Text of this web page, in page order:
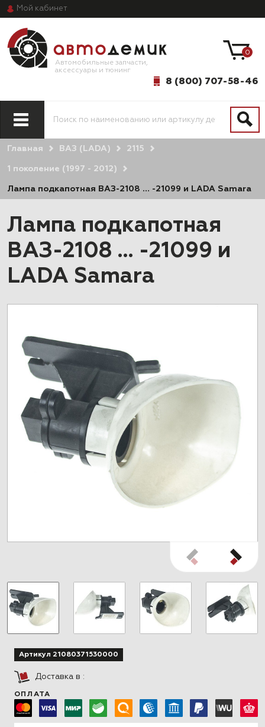
Мой кабинет
Автомобильные запчасти,
аксессуары и тюнинг
8 (800) 707-58-46
0
Главная ВАЗ (LADA) 2115
1 поколение (1997 - 2012)
Лампа подкапотная ВАЗ-2108 … -21099 и LADA Samara
Лампа подкапотная
ВАЗ-2108 … -21099 и
LADA Samara
Артикул 21080371530000
Доставка в :
ОПЛАТА